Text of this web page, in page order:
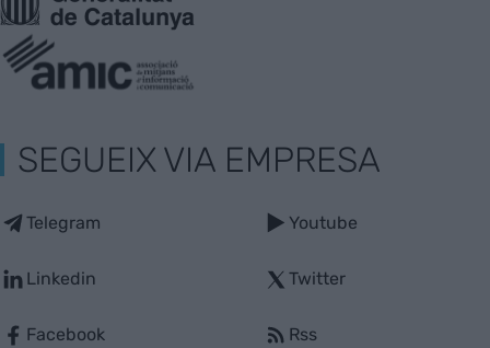
SEGUEIX VIA EMPRESA
Telegram
Linkedin
Facebook
Youtube
Twitter
Rss